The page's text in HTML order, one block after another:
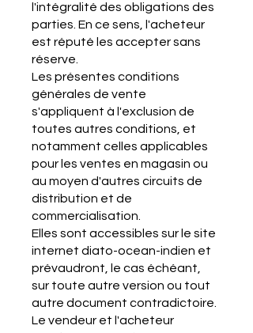
l'intégralité des obligations des
parties. En ce sens, l'acheteur
est réputé les accepter sans
réserve.
Les présentes conditions
générales de vente
s'appliquent à l'exclusion de
toutes autres conditions, et
notamment celles applicables
pour les ventes en magasin ou
au moyen d'autres circuits de
distribution et de
commercialisation.
Elles sont accessibles sur le site
internet diato-ocean-indien et
prévaudront, le cas échéant,
sur toute autre version ou tout
autre document contradictoire.
Le vendeur et l'acheteur